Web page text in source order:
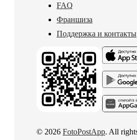
FAQ
Франшиза
Поддержка и контакты
© 2026 FotoPostApp. All